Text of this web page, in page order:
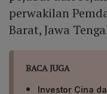
perwakilan
Barat, Jawa
BACA JUGA
Investor Cina